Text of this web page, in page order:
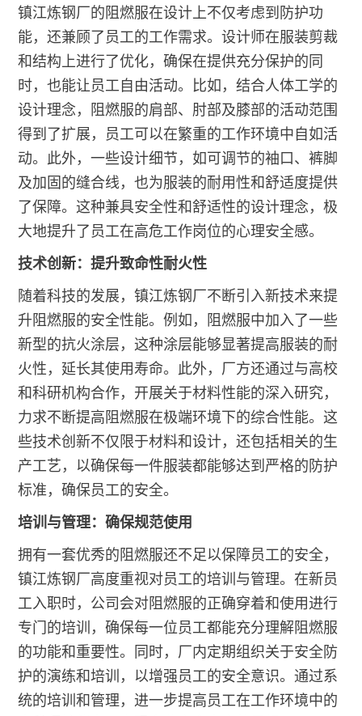
镇江炼钢厂的阻燃服在设计上不仅考虑到防护功
能，还兼顾了员工的工作需求。设计师在服装剪裁
和结构上进行了优化，确保在提供充分保护的同
时，也能让员工自由活动。比如，结合人体工学的
设计理念，阻燃服的肩部、肘部及膝部的活动范围
得到了扩展，员工可以在繁重的工作环境中自如活
动。此外，一些设计细节，如可调节的袖口、裤脚
及加固的缝合线，也为服装的耐用性和舒适度提供
了保障。这种兼具安全性和舒适性的设计理念，极
大地提升了员工在高危工作岗位的心理安全感。
技术创新：提升致命性耐火性
随着科技的发展，镇江炼钢厂不断引入新技术来提
升阻燃服的安全性能。例如，阻燃服中加入了一些
新型的抗火涂层，这种涂层能够显著提高服装的耐
火性，延长其使用寿命。此外，厂方还通过与高校
和科研机构合作，开展关于材料性能的深入研究，
力求不断提高阻燃服在极端环境下的综合性能。这
些技术创新不仅限于材料和设计，还包括相关的生
产工艺，以确保每一件服装都能够达到严格的防护
标准，确保员工的安全。
培训与管理：确保规范使用
拥有一套优秀的阻燃服还不足以保障员工的安全，
镇江炼钢厂高度重视对员工的培训与管理。在新员
工入职时，公司会对阻燃服的正确穿着和使用进行
专门的培训，确保每一位员工都能充分理解阻燃服
的功能和重要性。同时，厂内定期组织关于安全防
护的演练和培训，以增强员工的安全意识。通过系
统的培训和管理，进一步提高员工在工作环境中的